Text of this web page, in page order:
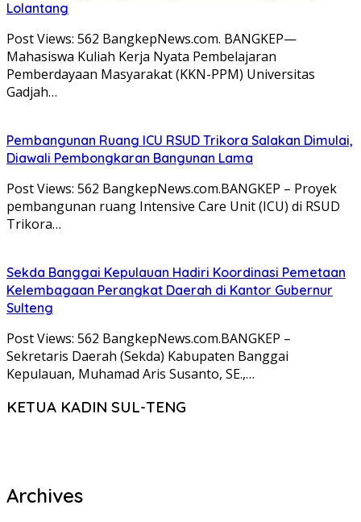
Lolantang
Post Views: 562 BangkepNews.com. BANGKEP—
Mahasiswa Kuliah Kerja Nyata Pembelajaran
Pemberdayaan Masyarakat (KKN-PPM) Universitas
Gadjah…
Pembangunan Ruang ICU RSUD Trikora Salakan Dimulai,
Diawali Pembongkaran Bangunan Lama
Post Views: 562 BangkepNews.com.BANGKEP – Proyek
pembangunan ruang Intensive Care Unit (ICU) di RSUD
Trikora…
Sekda Banggai Kepulauan Hadiri Koordinasi Pemetaan
Kelembagaan Perangkat Daerah di Kantor Gubernur
Sulteng
Post Views: 562 BangkepNews.com.BANGKEP –
Sekretaris Daerah (Sekda) Kabupaten Banggai
Kepulauan, Muhamad Aris Susanto, SE.,…
KETUA KADIN SUL-TENG
Archives